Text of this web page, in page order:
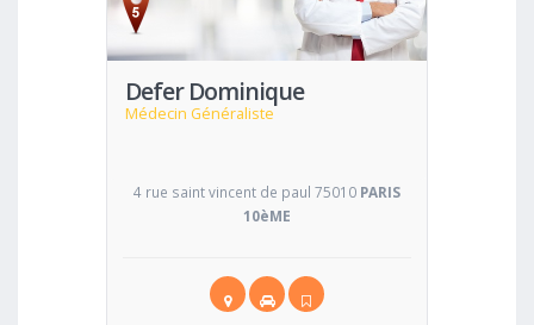
Defer Dominique
Médecin Généraliste
4 rue saint vincent de paul 75010 PARIS
10èME